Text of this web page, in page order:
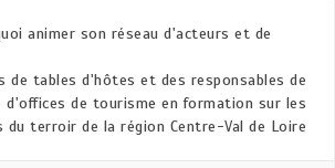
animer son réseau d'acteurs et de
de tables d'hôtes et des responsables de
d'offices de tourisme en formation sur les
du terroir de la région Centre-Val de Loire